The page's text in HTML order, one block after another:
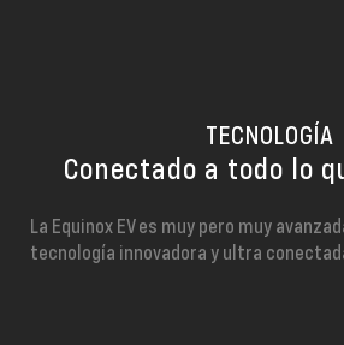
TECNOLOGÍA
Conectado a todo lo
La Equinox EV es muy pero muy
tecnología innovadora y ultra